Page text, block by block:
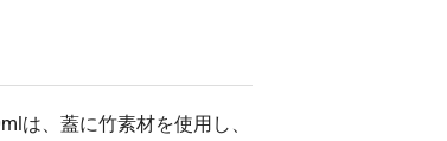
は、蓋に竹素材を使用し、